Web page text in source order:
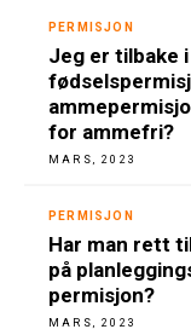
PERMISJON
Jeg er tilbake
for ammefri?
MARS, 2023
PERMISJON
Har man rett
på
permisjon?
MARS, 2023